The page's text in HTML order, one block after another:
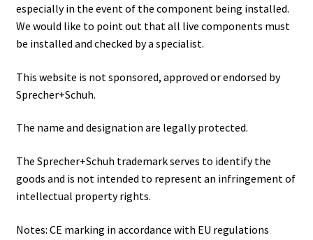
especially in the event of the component being installed.
We would like to point out that all live components must
be installed and checked by a specialist.
This website is not sponsored, approved or endorsed by
Sprecher+Schuh.
The name and designation are legally protected.
The Sprecher+Schuh trademark serves to identify the
goods and is not intended to represent an infringement of
intellectual property rights.
Notes: CE marking in accordance with EU regulations